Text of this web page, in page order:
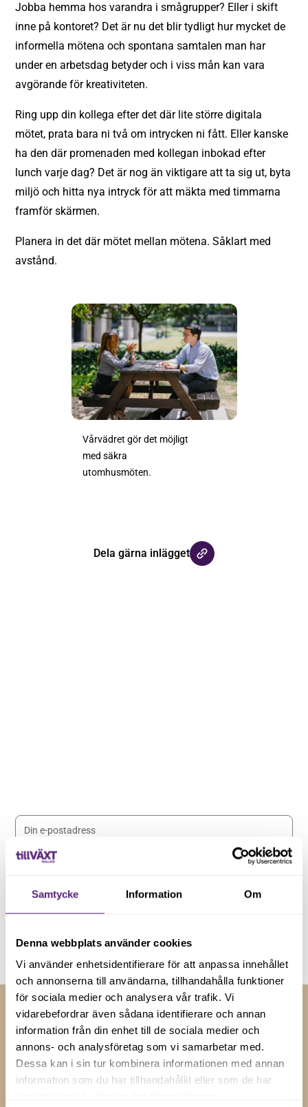
Samtycke Information Om
Denna webbplats använder cookies
Vi använder enhetsidentifierare för att anpassa innehållet
och annonserna till användarna, tillhandahålla funktioner
för sociala medier och analysera vår trafik. Vi
vidarebefordrar även sådana identifierare och annan
information från din enhet till de sociala medier och
annons- och analysföretag som vi samarbetar med.
Dessa kan i sin tur kombinera informationen med annan
information som du har tillhandahållit eller som de har
Jobba hemma hos varandra i smågrupper? Eller i skift
inne på kontoret? Det är nu det blir tydligt hur mycket de
informella mötena och spontana samtalen man har
under en arbetsdag betyder och i viss mån kan vara
avgörande för kreativiteten.
Ring upp din kollega efter det där lite större digitala
mötet, prata bara ni två om intrycken ni fått. Eller kanske
ha den där promenaden med kollegan inbokad efter
lunch varje dag? Det är nog än viktigare att ta sig ut, byta
miljö och hitta nya intryck för att mäkta med timmarna
framför skärmen.
Planera in det där mötet mellan mötena. Såklart med
avstånd.
Vårvädret gör det möjligt
med säkra
utomhusmöten.
Dela gärna inlägget
Insikter och tips för